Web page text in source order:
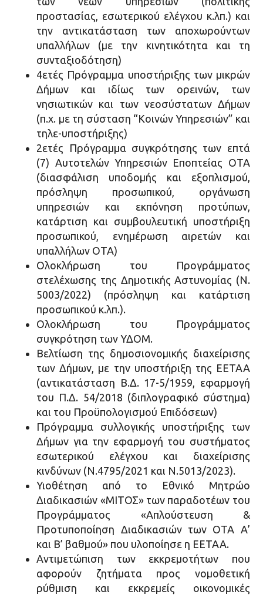
προστασίας, εσωτερικού ελέγχου κ.λπ.) και
την αντικατάσταση των αποχωρούντων
υπαλλήλων (με την κινητικότητα και τη
συνταξιοδότηση)
4ετές Πρόγραμμα υποστήριξης των μικρών
Δήμων και ιδίως των ορεινών, των
νησιωτικών και των νεοσύστατων Δήμων
(π.χ. με τη σύσταση “Κοινών Υπηρεσιών” και
τηλε-υποστήριξης)
2ετές Πρόγραμμα συγκρότησης των επτά
(7) Αυτοτελών Υπηρεσιών Εποπτείας ΟΤΑ
(διασφάλιση υποδομής και εξοπλισμού,
πρόσληψη προσωπικού, οργάνωση
υπηρεσιών και εκπόνηση προτύπων,
κατάρτιση και συμβουλευτική υποστήριξη
προσωπικού, ενημέρωση αιρετών και
υπαλλήλων ΟΤΑ)
Ολοκλήρωση του Προγράμματος
στελέχωσης της Δημοτικής Αστυνομίας (Ν.
5003/2022) (πρόσληψη και κατάρτιση
προσωπικού κ.λπ.).
Ολοκλήρωση του Προγράμματος
συγκρότηση των ΥΔΟΜ.
Βελτίωση της δημοσιονομικής διαχείρισης
των Δήμων, με την υποστήριξη της ΕΕΤΑΑ
(αντικατάσταση Β.Δ. 17-5/1959, εφαρμογή
του Π.Δ. 54/2018 (διπλογραφικό σύστημα)
και του Προϋπολογισμού Επιδόσεων)
Πρόγραμμα συλλογικής υποστήριξης των
Δήμων για την εφαρμογή του συστήματος
εσωτερικού ελέγχου και διαχείρισης
κινδύνων (Ν.4795/2021 και Ν.5013/2023).
Υιοθέτηση από το Εθνικό Μητρώο
Διαδικασιών «ΜΙΤΟΣ» των παραδοτέων του
Προγράμματος «Απλούστευση &
Προτυποποίηση Διαδικασιών των ΟΤΑ Α’
και Β’ βαθμού» που υλοποίησε η ΕΕΤΑΑ.
Αντιμετώπιση των εκκρεμοτήτων που
αφορούν ζητήματα προς νομοθετική
ρύθμιση και εκκρεμείς οικονομικές